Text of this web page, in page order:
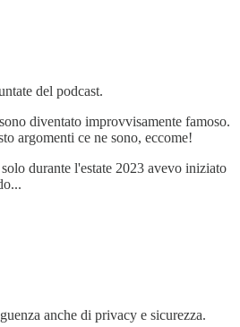
del podcast.
diventato improvvisamente famoso.
argomenti ce ne sono, eccome!
durante l'estate 2023 avevo iniziato
anche di privacy e sicurezza.